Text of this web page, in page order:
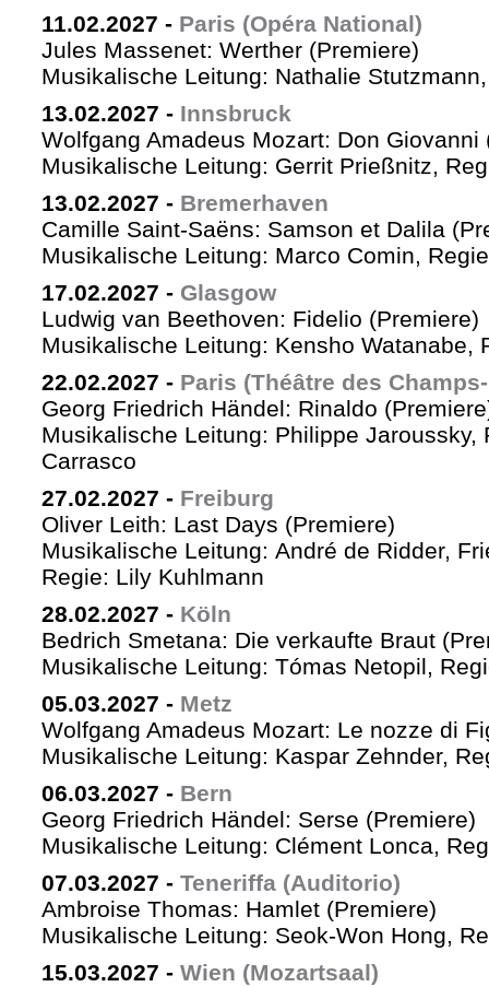
11.02.2027 - Paris (Opéra National)
Jules Massenet: Werther (Premiere)
Musikalische Leitung: Nathalie
13.02.2027 - Innsbruck
Wolfgang Amadeus Mozart: Don Giovanni
Musikalische Leitung: Gerrit Prießnitz,
13.02.2027 - Bremerhaven
Camille Saint-Saëns: Samson et Dalila
Musikalische Leitung: Marco Comin,
17.02.2027 - Glasgow
Ludwig van Beethoven: Fidelio (Premiere)
Musikalische Leitung: Kensho Watanabe,
22.02.2027 - Paris (Théâtre des
Georg Friedrich Händel: Rinaldo
Musikalische Leitung: Philippe Jaroussky,
Carrasco
27.02.2027 - Freiburg
Oliver Leith: Last Days (Premiere)
Musikalische Leitung: André de Ridder,
Regie: Lily Kuhlmann
28.02.2027 - Köln
Bedrich Smetana: Die verkaufte Braut
Musikalische Leitung: Tómas Netopil,
05.03.2027 - Metz
Wolfgang Amadeus Mozart: Le nozze di
Musikalische Leitung: Kaspar Zehnder,
06.03.2027 - Bern
Georg Friedrich Händel: Serse (Premiere)
Musikalische Leitung: Clément Lonca,
07.03.2027 - Teneriffa (Auditorio)
Ambroise Thomas: Hamlet (Premiere)
Musikalische Leitung: Seok-Won Hong,
15.03.2027 - Wien (Mozartsaal)